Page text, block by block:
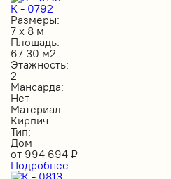
К - 0792
Размеры:
7 х 8 м
Площадь:
67.30 м2
Этажность:
2
Мансарда:
Нет
Материал:
Кирпич
Тип:
Дом
от 994 694 ₽
Подробнее